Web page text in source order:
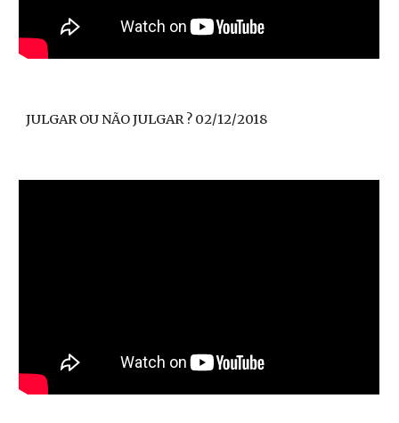
JULGAR OU NÃO JULGAR ? 02/12/2018